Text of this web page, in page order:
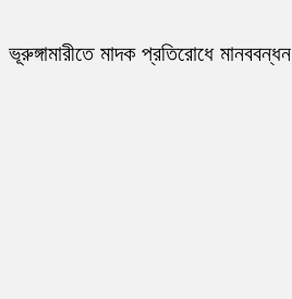
ভূরুঙ্গামারীতে মাদক প্রতিরোধে মানববন্ধন